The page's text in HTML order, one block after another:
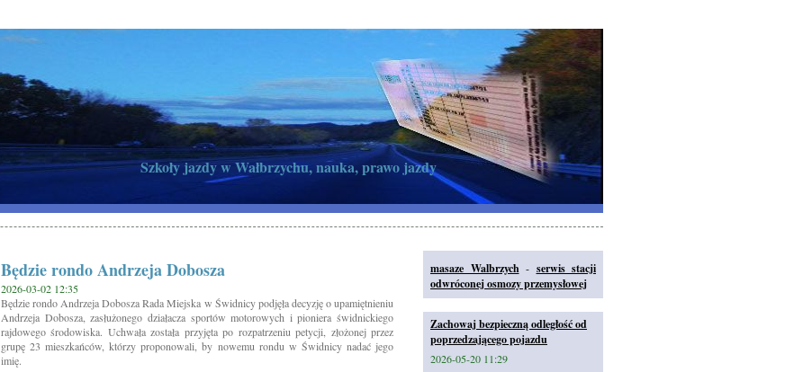
Szkoły jazdy w Wałbrzychu, nauka, prawo jazdy
Będzie rondo Andrzeja Dobosza
2026-03-02 12:35
Będzie rondo Andrzeja Dobosza Rada Miejska w Świdnicy podjęła decyzję o upamiętnieniu
Andrzeja Dobosza, zasłużonego działacza sportów motorowych i pioniera świdnickiego
rajdowego środowiska. Uchwała została przyjęta po rozpatrzeniu petycji, złożonej przez
grupę 23 mieszkańców, którzy proponowali, by nowemu rondu w Świdnicy nadać jego
imię.
masaze Walbrzych - serwis stacji
odwróconej osmozy przemysłowej
Zachowaj bezpieczną odległość od
poprzedzającego pojazdu
2026-05-20 11:29